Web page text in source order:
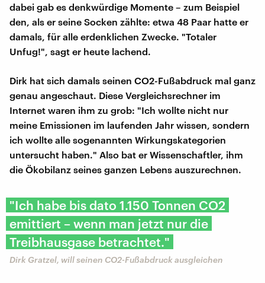
dabei gab es denkwürdige Momente – zum Beispiel
den, als er seine Socken zählte: etwa 48 Paar hatte er
damals, für alle erdenklichen Zwecke. "Totaler
Unfug!", sagt er heute lachend.
Dirk hat sich damals seinen CO2-Fußabdruck mal ganz
genau angeschaut. Diese Vergleichsrechner im
Internet waren ihm zu grob: "Ich wollte nicht nur
meine Emissionen im laufenden Jahr wissen, sondern
ich wollte alle sogenannten Wirkungskategorien
untersucht haben." Also bat er Wissenschaftler, ihm
die Ökobilanz seines ganzen Lebens auszurechnen.
"Ich habe bis dato 1.150 Tonnen CO2
emittiert – wenn man jetzt nur die
Treibhausgase betrachtet."
Dirk Gratzel, will seinen CO2-Fußabdruck ausgleichen